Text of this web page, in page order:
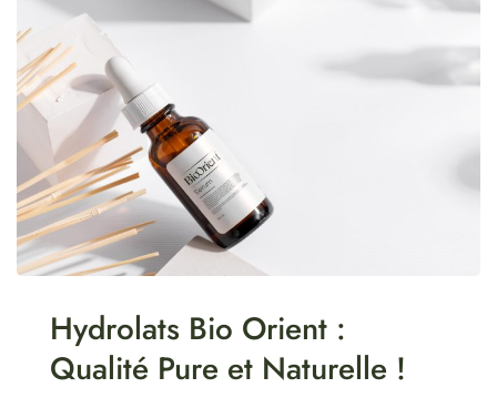
Hydrolats Bio Orient :
Qualité Pure et Naturelle !